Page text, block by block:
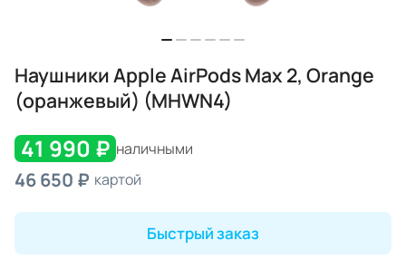
Наушники Apple AirPods Max 2, Orange
(оранжевый) (MHWN4)
41 990 ₽ наличными
46 650 ₽ картой
Быстрый заказ